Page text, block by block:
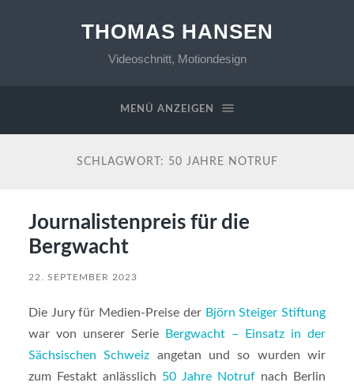
THOMAS HANSEN
Videoschnitt, Motiondesign
MENÜ ANZEIGEN
SCHLAGWORT: 50 JAHRE NOTRUF
Journalistenpreis für die
Bergwacht
22. SEPTEMBER 2023
Die Jury für Medien-Preise der Björn Steiger Stiftung
war von unserer Serie
Bergwacht – Einsatz in der
Sächsischen Schweiz angetan und so wurden wir
zum Festakt anlässlich 50 Jahre Notruf nach Berlin